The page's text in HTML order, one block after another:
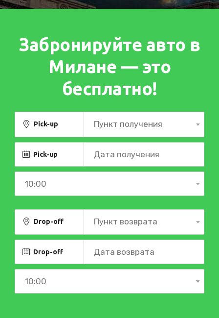
Забронируйте авто в
Милане — это
бесплатно!
Pick-up Пункт получения
Pick-up
Drop-off Пункт возврата
Drop-off